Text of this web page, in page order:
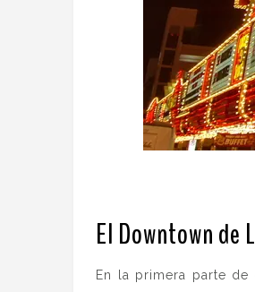
El Downtownde
En la primera parte